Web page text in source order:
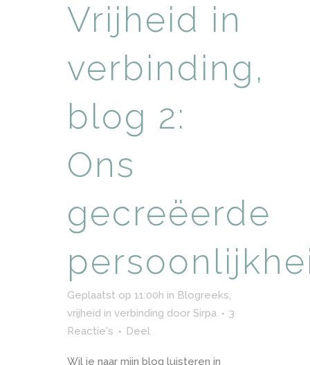
Vrijheid in
verbinding,
blog 2:
Ons
gecreëerde
Geplaatst op 11:00h in Blogreeks,
vrijheid in verbinding door Sirpa
3
Reactie's
Deel
Wil je naar mijn blog luisteren in